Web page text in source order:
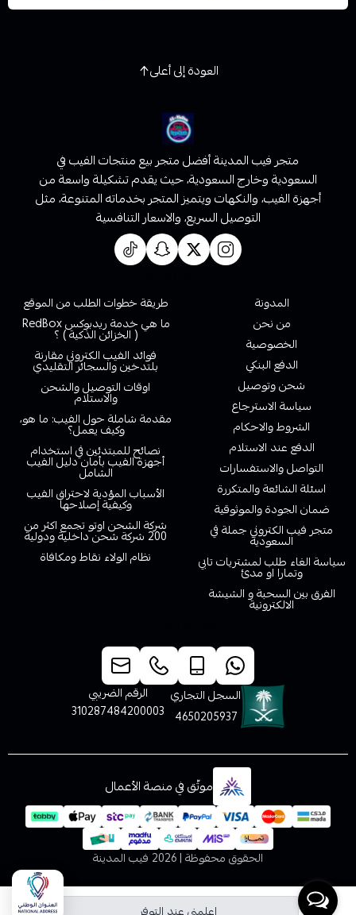
العودة إلى أعلى
متجر فيب المدينة أفضل متجر بيع منتجات الفيب في
السعودية وخارج السعودية، حيث يقدم تشكيلة واسعة من
أجهزة الفيب، والنكهات ويتميز المتجر بخدماته المتنوعة، مثل
التوصيل السريع، والاسعار التنافسية
المدونة
من نحن
الخصوصية
الدفع البنكي
شحن وتوصيل
سياسة الاسترجاع
الشروط والاحكام
الدفع عند الاستلام
التواصل والاستفسارات
اسئلة الشائعة والمتكررة
ضمان الجودة والموثوقية
متجر فيب الكتروني جملة في
السعودية
سياسة الغاء طلب لمشتريات تابي
وتمارا او مدئ
الفرق بين السحبة و الشيشة
الالكترونية
طريقة خطوات الطلب من الموقع
ما هي خدمة ريدبوكس RedBox
( الخزائن الذكية ) ؟
فوائد الفيب الكتروني مقارنة
بلتدخين والسجائر التقليدي
اوقات التوصيل والشحن
والاستلام
مقدمة شاملة حول الفيب: ما هو،
وكيف يعمل؟
نصائح للمبتدئين في استخدام
أجهزة الفيب بأمان دليل الفيب
الشامل
الأسباب المؤدية لاحتراق الفيب
وكيفية إصلاحها
شركة الشحن اوتو تجمع اكثر من
200 شركة شحن داخلية ودولية
نظام الولاء نقاط ومكافاة
السجل التجاري
4650205937
الرقم الضريبي
310287484200003
موثّق في منصة الأعمال
الحقوق محفوظة | 2026 فيب المدينة